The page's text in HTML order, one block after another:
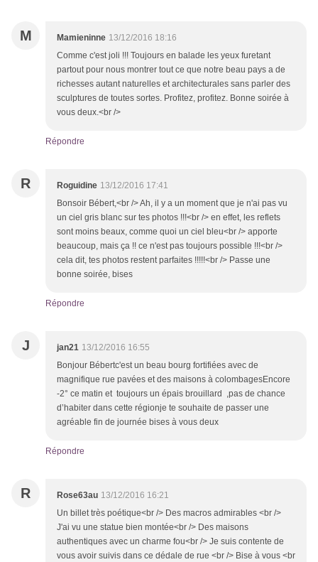
M Mamieninne 13/12/2016 18:16
Comme c'est joli !!! Toujours en balade les yeux furetant
partout pour nous montrer tout ce que notre beau pays a de
richesses autant naturelles et architecturales sans parler des
sculptures de toutes sortes. Profitez, profitez. Bonne soirée à
vous deux.<br />
Répondre
R Roguidine 13/12/2016 17:41
Bonsoir Bébert,<br /> Ah, il y a un moment que je n'ai pas vu
un ciel gris blanc sur tes photos !!!<br /> en effet, les reflets
sont moins beaux, comme quoi un ciel bleu<br /> apporte
beaucoup, mais ça !! ce n'est pas toujours possible !!!<br />
cela dit, tes photos restent parfaites !!!!!<br /> Passe une
bonne soirée, bises
Répondre
J jan21 13/12/2016 16:55
Bonjour Bébertc'est un beau bourg fortifiées avec de
magnifique rue pavées et des maisons à colombagesEncore
-2° ce matin et toujours un épais brouillard ,pas de chance
d’habiter dans cette régionje te souhaite de passer une
agréable fin de journée bises à vous deux
Répondre
R Rose63au 13/12/2016 16:21
Un billet très poétique<br /> Des macros admirables <br />
J'ai vu une statue bien montée<br /> Des maisons
authentiques avec un charme fou<br /> Je suis contente de
vous avoir suivis dans ce dédale de rue <br /> Bise à vous <br